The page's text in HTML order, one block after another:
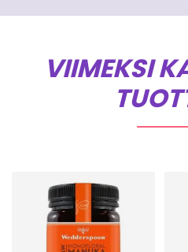
VIIMEKSI